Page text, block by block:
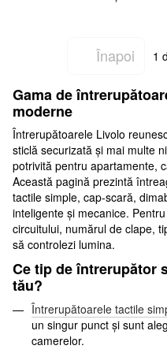
Înapoi 1
Gama de
moderne
Întrerupătoarele Livolo
sticlă securizată și mai multe
potrivită pentru apartamente,
Această pagină prezintă
tactile simple, cap-scară,
inteligente și mecanice.
circuitului, numărul de clape,
să controlezi lumina.
Ce tip de întrerupător
tău?
Întrerupătoarele tactile
un singur punct și sunt
camerelor.